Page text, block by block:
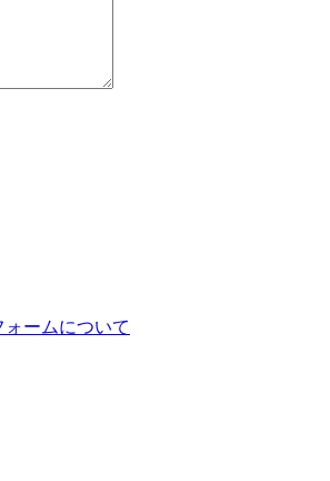
ームについて